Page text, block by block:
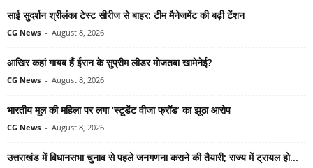
साई सुदर्शन श्रीलंका टेस्ट सीरीज से बाहर: टीम मैनेजमेंट की बढ़ी टेंशन
CG News - August 8, 2026
आखिर कहां गायब हैं ईरान के सुप्रीम लीडर मोजतबा खामेनेई?
CG News - August 8, 2026
भारतीय मूल की महिला पर लगा ‘स्टूडेंट वीजा फ्रॉड’ का झूठा आरोप
CG News - August 8, 2026
उत्तराखंड में विधानसभा चुनाव से पहले जनगणना कराने की तैयारी; राज्य में ट्रायल हो...